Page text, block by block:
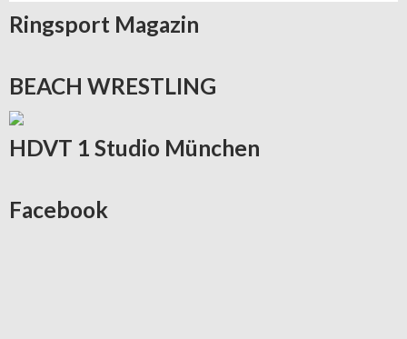
Ringsport Magazin
BEACH WRESTLING
HDVT 1 Studio München
Facebook